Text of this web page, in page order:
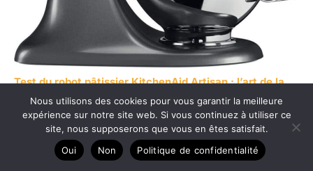
Test du robot pâtissier KitchenAid Artisan : l’art de la
cuisine multifonctions
Nous utilisons des cookies pour vous garantir la meilleure
expérience sur notre site web. Si vous continuez à utiliser ce
site, nous supposerons que vous en êtes satisfait.
Oui
Non Politique de confidentialité